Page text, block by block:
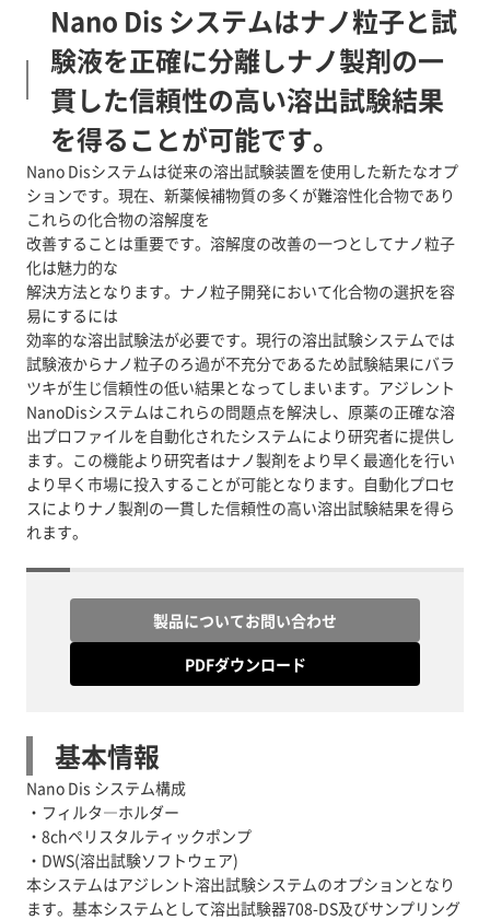
Nano Dis システムはナノ粒子と試
験液を正確に分離しナノ製剤の一
貫した信頼性の高い溶出試験結果
を得ることが可能です。
Nano Disシステムは従来の溶出試験装置を使用した新たなオプ
ションです。現在、新薬候補物質の多くが難溶性化合物であり
これらの化合物の溶解度を
改善することは重要です。溶解度の改善の一つとしてナノ粒子
化は魅力的な
解決方法となります。ナノ粒子開発において化合物の選択を容
易にするには
効率的な溶出試験法が必要です。現行の溶出試験システムでは
試験液からナノ粒子のろ過が不充分であるため試験結果にバラ
ツキが生じ信頼性の低い結果となってしまいます。アジレント
NanoDisシステムはこれらの問題点を解決し、原薬の正確な溶
出プロファイルを自動化されたシステムにより研究者に提供し
ます。この機能より研究者はナノ製剤をより早く最適化を行い
より早く市場に投入することが可能となります。自動化プロセ
スによりナノ製剤の一貫した信頼性の高い溶出試験結果を得ら
れます。
製品についてお問い合わせ
PDFダウンロード
基本情報
Nano Dis システム構成
・フィルタ―ホルダー
・8chペリスタルティックポンプ
・DWS(溶出試験ソフトウェア)
本システムはアジレント溶出試験システムのオプションとなり
ます。基本システムとして溶出試験器708-DS及びサンプリング